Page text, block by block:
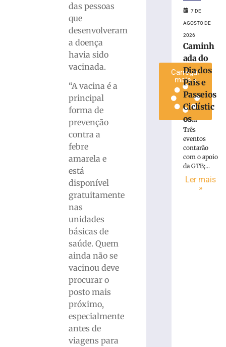
das pessoas
que
desenvolveram
a doença
havia sido
vacinada.
“A vacina é a
principal
forma de
prevenção
contra a
febre
amarela e
está
disponível
gratuitamente
nas
unidades
básicas de
saúde. Quem
ainda não se
vacinou deve
procurar o
posto mais
próximo,
especialmente
antes de
viagens para
Carregar
mais »
7 DE
AGOSTO DE
2026
Caminh
ada do
Dia dos
Pais e
Passeios
Ciclístic
os...
Três
eventos
contarão
com o apoio
da GTB;...
Ler mais
»